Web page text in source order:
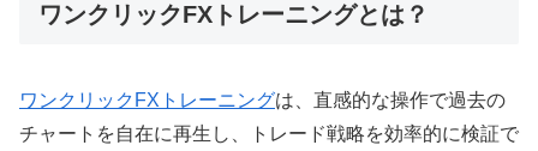
ワンクリックFXトレーニングとは？
ワンクリックFXトレーニングは、直感的な操作で過去の
チャートを自在に再生し、トレード戦略を効率的に検証で